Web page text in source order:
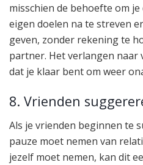
misschien de behoefte om
eigen doelen na te streven
geven, zonder rekening te
partner. Het verlangen naar
dat je klaar bent om weer
8. Vrienden
Als je vrienden beginnen te
pauze moet nemen van
jezelf moet nemen, kan dit